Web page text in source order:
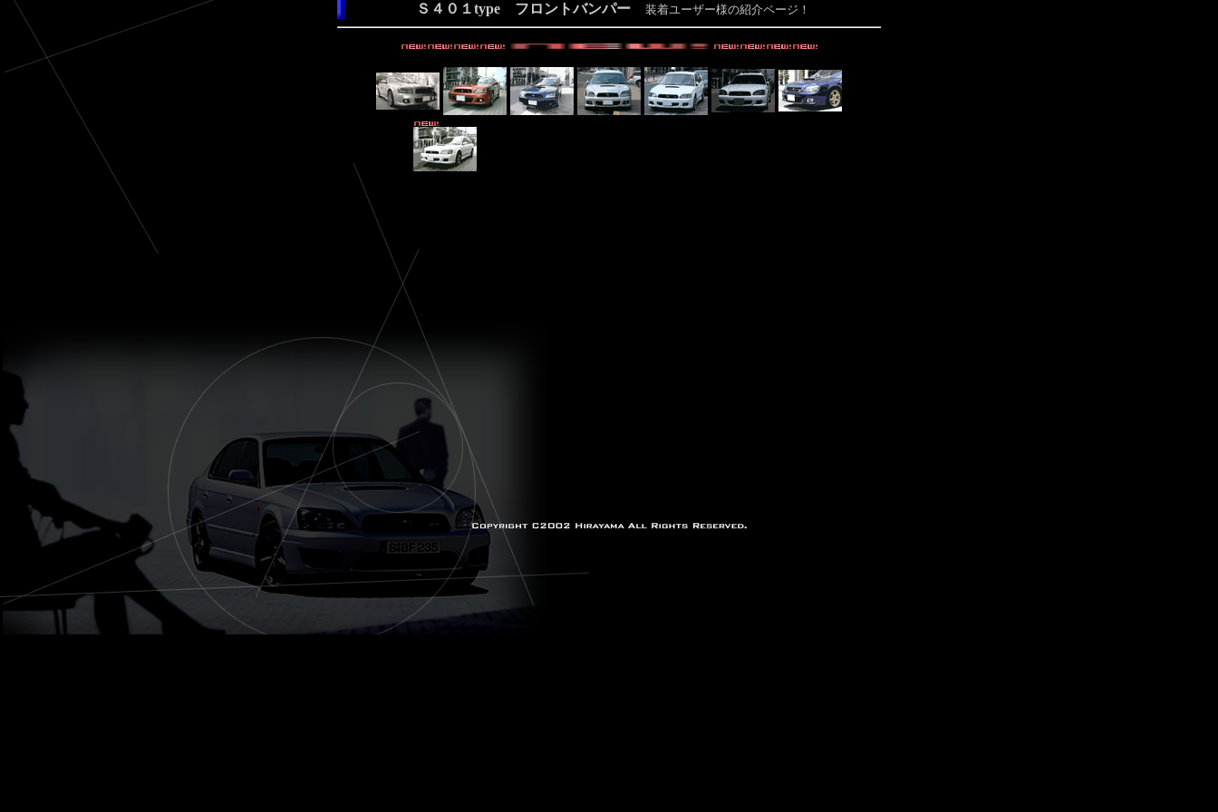
Ｓ４０１type フロントバンパー 装着ユーザー様の紹介ページ！